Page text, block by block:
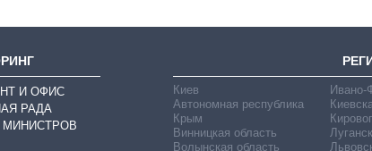
И ОФИС
РАДА
МИНИСТРОВ
Киев
Автономная республика
Крым
Винницкая область
Волынская область
Ивано-